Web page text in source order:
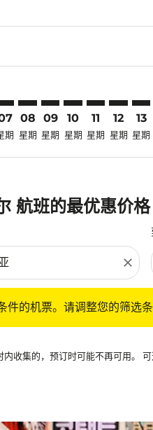
期
08
星期
09
星期
10
星期
11
星期
12
星期
13
星期
航班的最优惠价格
close
件的机票。请调整您的筛选条
收集的，预订时可能不再可用。 可